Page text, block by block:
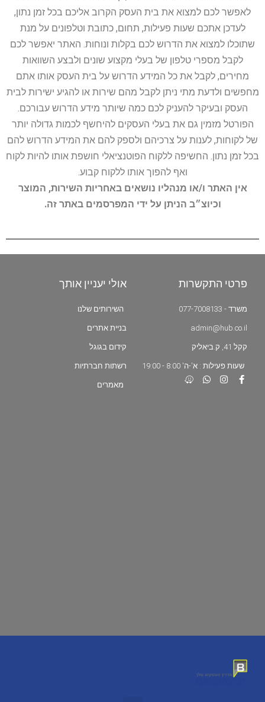
לאפשר לכם למצוא את בית העסק הקרוב אליכם בכל זמן נתון,
לעדכן אתכם שעות פעילות, תחום, כתובת וטלפונים על מנת
שתוכלו למצוא את הדרוש לכם בקלות ונוחות. האתר יאפשר לכם
לקבל מספרי טלפון של בעלי מקצוע שונים ולבצע השוואות
מחירים, לקבל את כל המידע הדרוש על בית העסק אותו אתם
מחפשים ולדעת מתי ניתן לקבל מהם שירות או להגיע ישירות לבית
העסק ובעיקר להעניק לכם כמה שיותר מידע הדרוש עבורכם.
הפורטל מזמין גם את בעלי העסקים להיחשף לכמות גדולה יותר
של לקוחות, לענות על צרכיהם ולספק להם את המידע הדרוש להם
בכל זמן נתון. החשיפה ללקוח הפוטנציאלי חושפת אותו להיות לקוח
ואף להפוך אותו ללקוח קבוע.
אין האתר ו/או מנהליו נושאים באחריות השירות, המוצר
וכיוצ״ב הניתן על ידי המפרסמים באתר זה.
פרטי התקשרות
משרד - 077-7008133
admin@hub.co.il
קקל 41, ק.ביאליק
שעות פעילות : א'-ה' 8:00 - 19:00
אולי יעניין אותך
השירותים שלנו
בניית אתרים
קידום בגוגל
רשתות חברתיות
מאמרים